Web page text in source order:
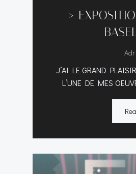
—–>
Adr
J’AI LE GRAND
L’UNE DE MES